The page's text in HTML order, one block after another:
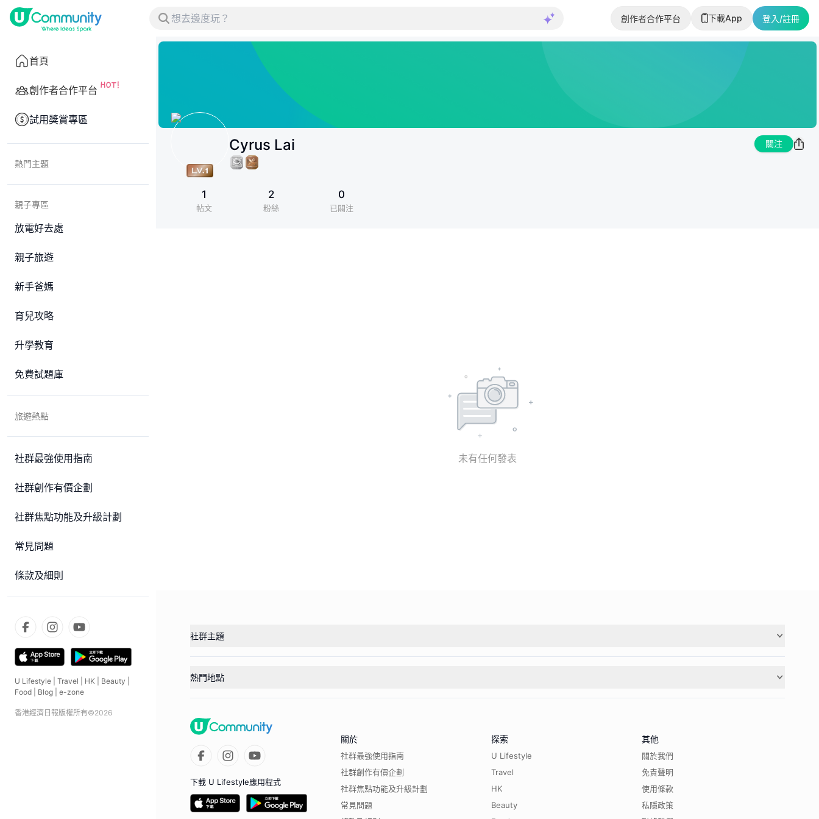
創作者合作平台 下載App 登入/註冊
首頁
創作者合作平台
試用獎賞專區
熱門主題
親子專區
放電好去處
親子旅遊
新手爸媽
育兒攻略
升學教育
免費試題庫
旅遊熱點
社群最強使用指南
社群創作有價企劃
社群焦點功能及升級計劃
常見問題
條款及細則
U Lifestyle Travel HK Beauty
Food
Blog e-zone
香港經濟日報版權所有©2026
Cyrus Lai 關注
1
帖文
2
粉絲
0
已關注
未有任何發表
社群主題
熱門地點
下載 U Lifestyle應用程式
關於
社群最強使用指南
社群創作有價企劃
社群焦點功能及升級計劃
常見問題
探索
U Lifestyle
Travel
HK
Beauty
其他
關於我們
免責聲明
使用條款
私隱政策